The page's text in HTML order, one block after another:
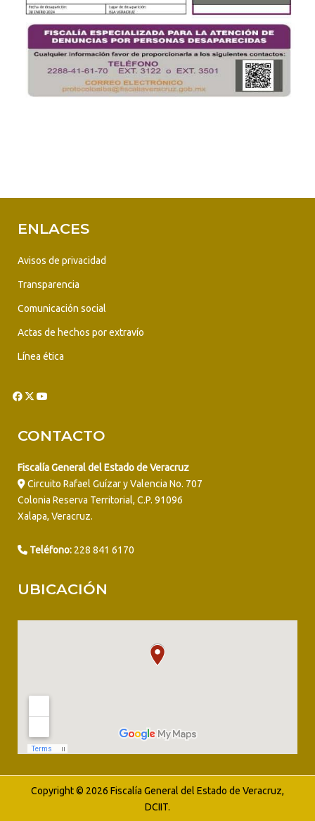
ENLACES
Avisos de privacidad
Transparencia
Comunicación social
Actas de hechos por extravío
Línea ética
CONTACTO
Fiscalía General del Estado de Veracruz
Circuito Rafael Guízar y Valencia No. 707
Colonia Reserva Territorial, C.P. 91096
Xalapa, Veracruz.
Teléfono: 228 841 6170
UBICACIÓN
Copyright © 2026 Fiscalía General del Estado de Veracruz,
DCIIT.